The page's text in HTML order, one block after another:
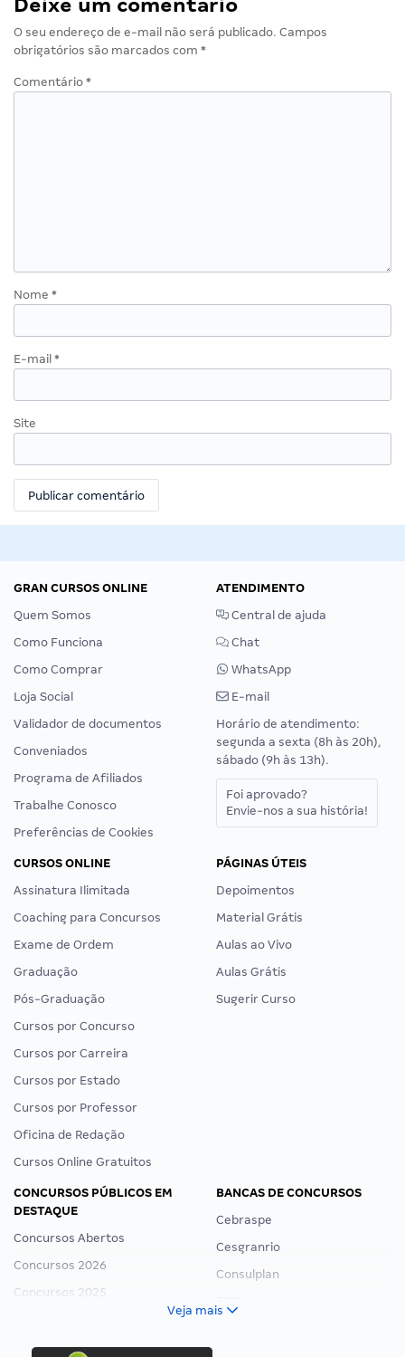
Deixe um comentário
O seu endereço de e-mail não será publicado. Campos
obrigatórios são marcados com *
Comentário *
Nome *
E-mail *
Site
GRAN CURSOS ONLINE
Quem Somos
Como Funciona
Como Comprar
Loja Social
Validador de documentos
Conveniados
Programa de Afiliados
Trabalhe Conosco
Preferências de Cookies
ATENDIMENTO
Central de ajuda
Chat
WhatsApp
E-mail
Horário de atendimento:
segunda a sexta (8h às 20h),
sábado (9h às 13h).
Foi aprovado?
Envie-nos a sua história!
CURSOS ONLINE
Assinatura Ilimitada
Coaching para Concursos
Exame de Ordem
Graduação
Pós-Graduação
Cursos por Concurso
Cursos por Carreira
Cursos por Estado
Cursos por Professor
Oficina de Redação
Cursos Online Gratuitos
PÁGINAS ÚTEIS
Depoimentos
Material Grátis
Aulas ao Vivo
Aulas Grátis
Sugerir Curso
CONCURSOS PÚBLICOS EM
DESTAQUE
Concursos Abertos
Concursos 2026
Concursos 2025
Concurso Ibama
BANCAS DE CONCURSOS
Cebraspe
Cesgranrio
Consulplan
Veja mais